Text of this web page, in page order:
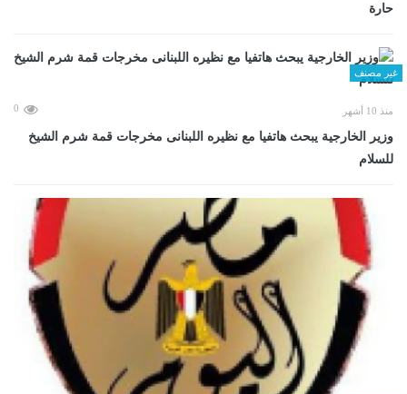
حارة
غير مصنف
منذ 10 أشهر 0
وزير الخارجية يبحث هاتفيا مع نظيره اللبنانى مخرجات قمة شرم الشيخ
للسلام